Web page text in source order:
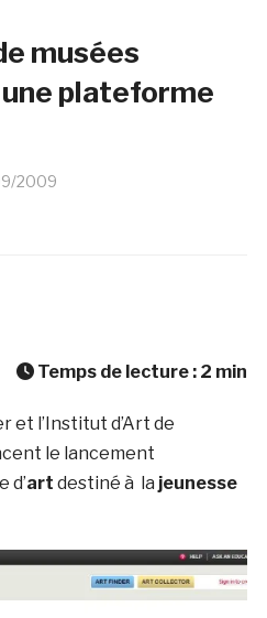
musées
plateforme
2009
Temps de lecture : 2 min
et l’Institut d’Art de
le lancement
d’art destiné à la jeunesse